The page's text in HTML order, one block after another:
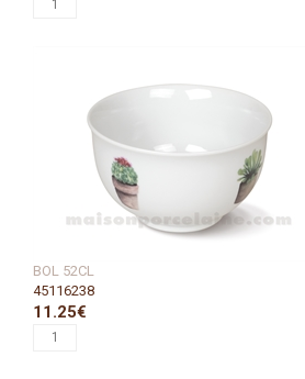
BOL 52CL
45116238
11.25€